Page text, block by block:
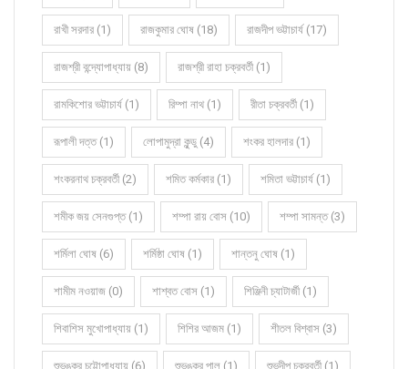
রাখী সরদার (1) রাজকুমার ঘোষ (18) রাজদীপ ভট্টাচার্য (17)
রাজশ্রী বন্দ্যোপাধ্যায় (8) রাজশ্রী রাহা চক্রবর্তী (1)
রামকিশোর ভট্টাচার্য (1) রিম্পা নাথ (1) রীতা চক্রবর্তী (1)
রূপালী দত্ত (1) লোপামুদ্রা কুন্ডু (4) শংকর হালদার (1)
শংকরনাথ চক্রবর্তী (2) শমিত কর্মকার (1) শমিতা ভট্টাচার্য (1)
শমীক জয় সেনগুপ্ত (1) শম্পা রায় বোস (10) শম্পা সামন্ত (3)
শর্মিলা ঘোষ (6) শর্মিষ্ঠা ঘোষ (1) শান্তনু ঘোষ (1)
শামীম নওয়াজ (0) শাশ্বত বোস (1) শিঞ্জিনী চ্যাটার্জী (1)
শিবাশিস মুখোপাধ্যায় (1) শিশির আজম (1) শীতল বিশ্বাস (3)
শুভঙ্কর চট্টোপাধ্যায় (6) শুভঙ্কর পাল (1) শুভদীপ চক্রবর্তী (1)